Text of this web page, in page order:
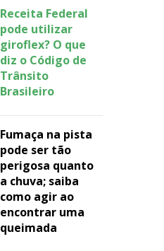
Receita Federal
pode utilizar
giroflex? O que
diz o Código de
Trânsito
Brasileiro
Fumaça na pista
pode ser tão
perigosa quanto
a chuva; saiba
como agir ao
encontrar uma
queimada